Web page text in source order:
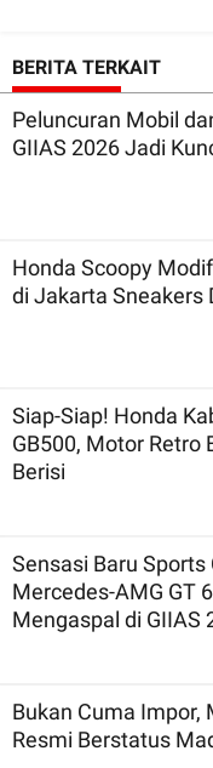
BERITA TERKAIT
Peluncuran Mobil
GIIAS 2026 Jadi
Honda Scoopy
di Jakarta Sneakers
Siap-Siap! Honda
GB500, Motor Retro
Berisi
Sensasi Baru Sports
Mercedes-AMG GT
Mengaspal di GIIAS
Bukan Cuma Impor,
Resmi Berstatus